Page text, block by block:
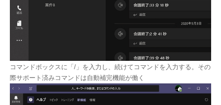
コマンドボックスに「/」を入力し、続けてコマンドを入力する。その
際サポート済みコマンドは自動補完機能が働く